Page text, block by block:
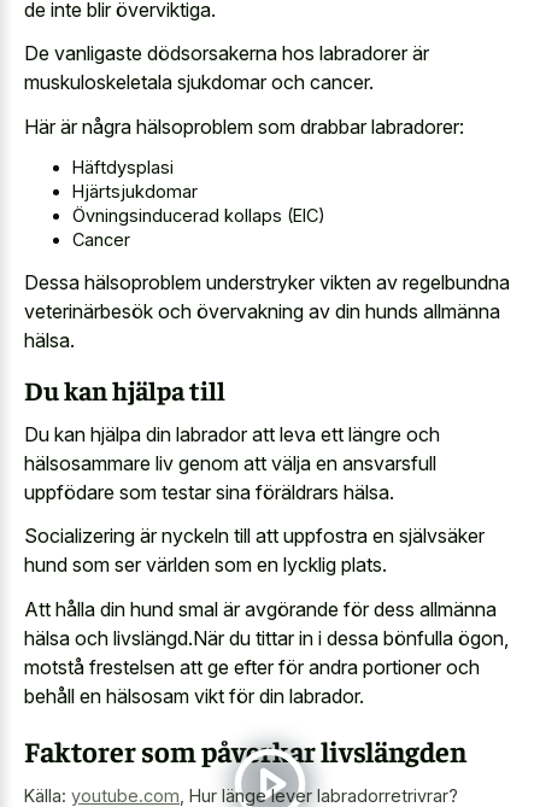
de inte blir överviktiga.
De vanligaste dödsorsakerna hos labradorer är
muskuloskeletala sjukdomar och cancer.
Här är några hälsoproblem som drabbar labradorer:
Häftdysplasi
Hjärtsjukdomar
Övningsinducerad kollaps (EIC)
Cancer
Dessa hälsoproblem understryker vikten av regelbundna
veterinärbesök och övervakning av din hunds allmänna
hälsa.
Du kan hjälpa till
Du kan hjälpa din labrador att leva ett längre och
hälsosammare liv genom att välja en ansvarsfull
uppfödare som testar sina föräldrars hälsa.
Socializering är nyckeln till att uppfostra en självsäker
hund som ser världen som en lycklig plats.
Att hålla din hund smal är avgörande för dess allmänna
hälsa och livslängd.När du tittar in i dessa bönfulla ögon,
motstå frestelsen att ge efter för andra portioner och
behåll en hälsosam vikt för din labrador.
Faktorer som påverkar livslängden
Källa: youtube.com Hur länge lever labradorretrivrar?